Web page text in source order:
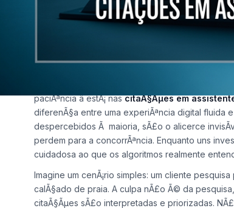
VocÃª Precisa
paciÃªncia â estÃ¡ nascitaÃ§Ãµes em
diferenÃ§a entre uma experiÃªncia digital fluida
despercebidos Ã maioria, sÃ£o o alicerce
perdem para a concorrÃªncia. Enquanto uns
cuidadosa ao que os algoritmos realmente
Imagine um cenÃ¡rio simples: um cliente
calÃ§ado de praia. A culpa nÃ£o Ã© da
citaÃ§Ãµes sÃ£o interpretadas e priorizadas.